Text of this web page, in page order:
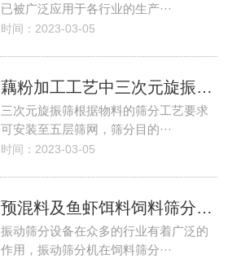
已被广泛应用于各行业的生产···
时间：2023-03-05
藕粉加工工艺中三次元旋振筛发挥的强大的分离除杂作用
三次元旋振筛根据物料的筛分工艺要求
可安装至五层筛网，筛分目的···
时间：2023-03-05
预混料及鱼虾饵料饲料筛分分级用什么振动筛合适？
振动筛分设备在众多的行业有着广泛的
作用，振动筛分机在饲料筛分···